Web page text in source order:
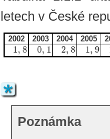
letech v České
2002 2003 2004 2005
1,8 0,1 2,8 1,9
Poznámka